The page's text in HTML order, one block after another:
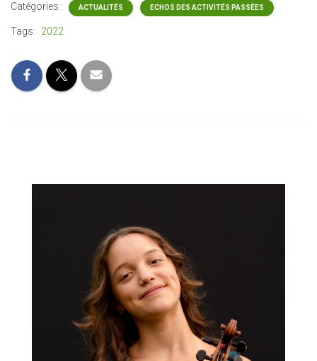
Catégories : ACTUALITÉS ECHOS DES ACTIVITÉS PASSÉES
Tags: 2022